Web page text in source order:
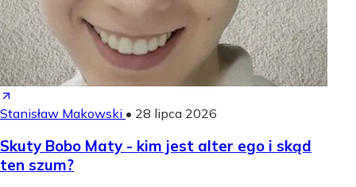
Stanisław Makowski • 28 lipca 2026
Skuty Bobo Maty - kim jest alter ego i skąd
ten szum?